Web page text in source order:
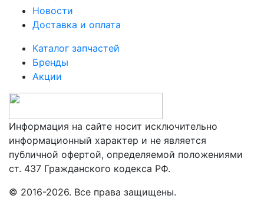
Информация на сайте носит исключительно
информационный характер и не является
публичной офертой, определяемой положениями
ст. 437 Гражданского кодекса РФ.
Новости
Доставка и оплата
Каталог запчастей
Бренды
Акции
© 2016-2026. Все права защищены.